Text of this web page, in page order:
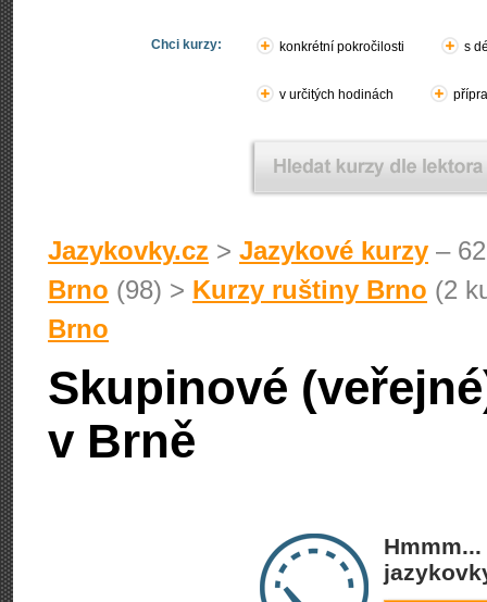
Chci kurzy: konkrétní pokročilosti s
v určitých hodinách
Jazykovky.cz > Jazykové kurzy –
Brno (98) > Kurzy ruštiny Brno (2
Brno
Skupinové
v Brně